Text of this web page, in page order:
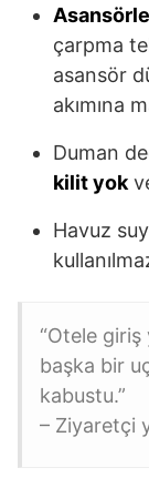
çarpma
asansör
akımına
Duman
kilit yok
Havuz
“Otele
başka bir
kabustu.”
– Ziyaretçi